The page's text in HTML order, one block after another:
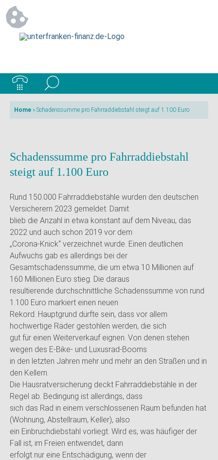
Home » Schadenssumme pro Fahrraddiebstahl steigt auf 1.100 Euro
Schadenssumme pro Fahrraddiebstahl
steigt auf 1.100 Euro
Rund 150.000 Fahrraddiebstähle wurden den deutschen
Versicherern 2023 gemeldet. Damit
blieb die Anzahl in etwa konstant auf dem Niveau, das
2022 und auch schon 2019 vor dem
„Corona-Knick“ verzeichnet wurde. Einen deutlichen
Aufwuchs gab es allerdings bei der
Gesamtschadenssumme, die um etwa 10 Millionen auf
160 Millionen Euro stieg. Die daraus
resultierende durchschnittliche Schadenssumme von rund
1.100 Euro markiert einen neuen
Rekord. Hauptgrund dürfte sein, dass vor allem
hochwertige Räder gestohlen werden, die sich
gut für einen Weiterverkauf eignen. Von denen stehen
wegen des E-Bike- und Luxusrad-Booms
in den letzten Jahren mehr und mehr an den Straßen und in
den Kellern.
Die Hausratversicherung deckt Fahrraddiebstähle in der
Regel ab. Bedingung ist allerdings, dass
sich das Rad in einem verschlossenen Raum befunden hat
(Wohnung, Abstellraum, Keller), also
ein Einbruchdiebstahl vorliegt. Wird es, was häufiger der
Fall ist, im Freien entwendet, dann
erfolgt nur eine Entschädigung, wenn der